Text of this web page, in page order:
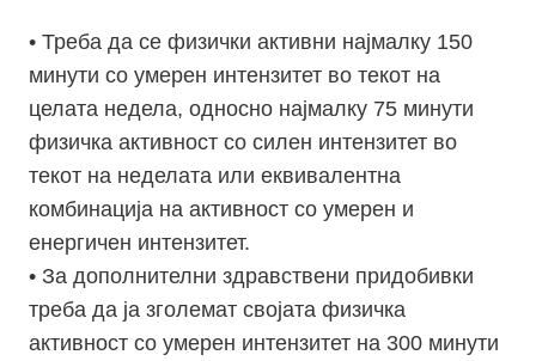
• Треба да се физички активни најмалку 150
минути со умерен интензитет во текот на
целата недела, односно најмалку 75 минути
физичка активност со силен интензитет во
текот на неделата или еквивалентна
комбинација на активност со умерен и
енергичен интензитет.
• За дополнителни здравствени придобивки
треба да ја зголемат својата физичка
активност со умерен интензитет на 300 минути